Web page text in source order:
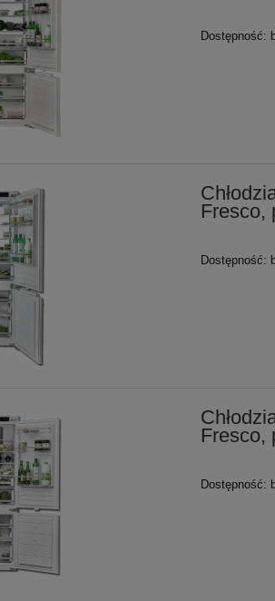
Dostępność:
Fresco,
Dostępność:
Fresco,
Dostępność: